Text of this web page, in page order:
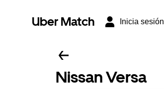
Uber Match Inicia sesión
Nissan Versa